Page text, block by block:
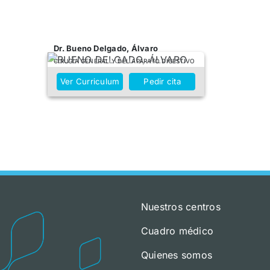
Dr. Bueno Delgado, Álvaro
CIRUGÍA GENERAL Y DEL APARATO DIGESTIVO
Ver Curriculum Pedir cita
Nuestros centros
Cuadro médico
Quienes somos